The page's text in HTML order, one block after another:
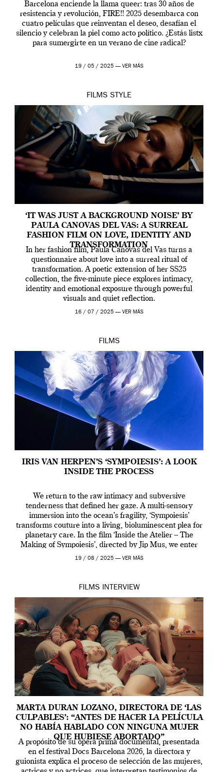
Barcelona enciende la llama queer: tras 30 años de
resistencia y revolución, FIRE!! 2025 desembarca con
cuatro películas que reinventan el deseo, desafían el
silencio y celebran la piel como acto político. ¿Estás listx
para sumergirte en un verano de cine radical?
19 / 05 / 2025 — VER MÁS
FILMS STYLE
‘IT WAS JUST A BACKGROUND NOISE’ BY
PAULA CANOVAS DEL VAS: A SURREAL
FASHION FILM ON LOVE, IDENTITY AND
TRANSFORMATION
In her fashion film, Paula Canovas del Vas turns a
questionnaire about love into a surreal ritual of
transformation. A poetic extension of her SS25
collection, the five-minute piece explores intimacy,
identity and emotional exposure through powerful
visuals and quiet reflection.
16 / 07 / 2025 — VER MÁS
FILMS
IRIS VAN HERPEN’S ‘SYMPOIESIS’: A LOOK
INSIDE THE PROCESS
We return to the raw intimacy and subversive
tenderness that defined her gaze. A multi-sensory
immersion into the ocean’s fragility, ‘Sympoiesis’
transforms couture into a living, bioluminescent plea for
planetary care. In the film ‘Inside the Atelier – The
Making of Sympoiesis’, directed by Jip Mus, we enter
the sacred space where Iris van Herpen’s […]
19 / 08 / 2025 — VER MÁS
FILMS INTERVIEW
MARTA DURAN LOZANO, DIRECTORA DE ‘LAS
CULPABLES’: “ANTES DE HACER LA PELÍCULA
NO HABÍA HABLADO CON NINGUNA MUJER
QUE HUBIESE ABORTADO”
A propósito de su ópera prima documental, presentada
en el festival Docs Barcelona 2026, la directora y
guionista explica el proceso de selección de las mujeres,